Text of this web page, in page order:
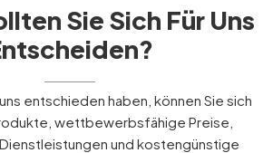
Ihr strategischer Partner.
Sie Sich Für Uns
entschieden haben, können Sie sich
wettbewerbsfähige Preise,
und kostengünstige